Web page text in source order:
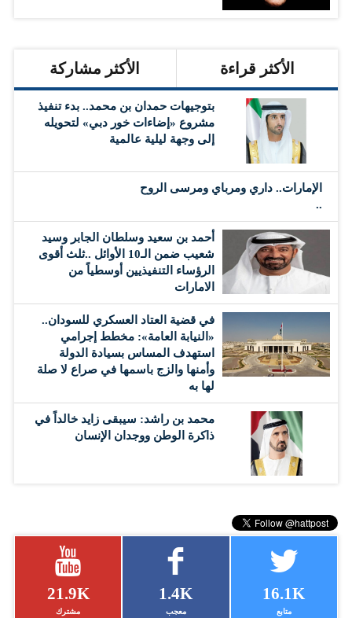
الأكثر قراءة الأكثر مشاركة
بتوجيهات حمدان بن محمد.. بدء تنفيذ
مشروع «إضاءات خور دبي» لتحويله
إلى وجهة ليلية عالمية
الإمارات.. داري ومرباي ومرسى الروح
..
أحمد بن سعيد وسلطان الجابر وسيد
شعيب ضمن الـ10 الأوائل ..ثلث أقوى
الرؤساء التنفيذيين أوسطياً من
الامارات
في قضية العتاد العسكري للسودان..
«النيابة العامة»: مخطط إجرامي
استهدف المساس بسيادة الدولة
وأمنها والزج باسمها في صراع لا صلة
لها به
محمد بن راشد: سيبقى زايد خالداً في
ذاكرة الوطن ووجدان الإنسان
21.9K
مشترك
1.4K
معجب
16.1K
متابع